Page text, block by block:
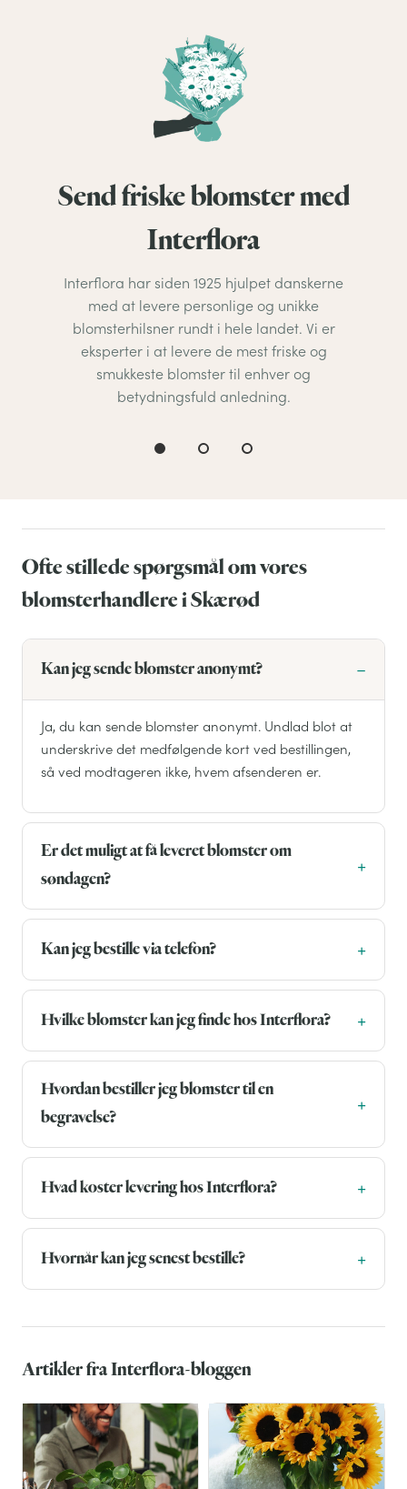
Send friske blomster med
Interflora
Interflora har siden 1925 hjulpet danskerne
med at levere personlige og unikke
blomsterhilsner rundt i hele landet. Vi er
eksperter i at levere de mest friske og
smukkeste blomster til enhver og
betydningsfuld anledning.
Ofte stillede spørgsmål om vores
blomsterhandlere i Skærød
Kan jeg sende blomster anonymt?
Ja, du kan sende blomster anonymt. Undlad blot at
underskrive det medfølgende kort ved bestillingen,
så ved modtageren ikke, hvem afsenderen er.
Er det muligt at få leveret blomster om
søndagen?
Kan jeg bestille via telefon?
Hvilke blomster kan jeg finde hos Interflora?
Hvordan bestiller jeg blomster til en
begravelse?
Hvad koster levering hos Interflora?
Hvornår kan jeg senest bestille?
Artikler fra Interflora-bloggen